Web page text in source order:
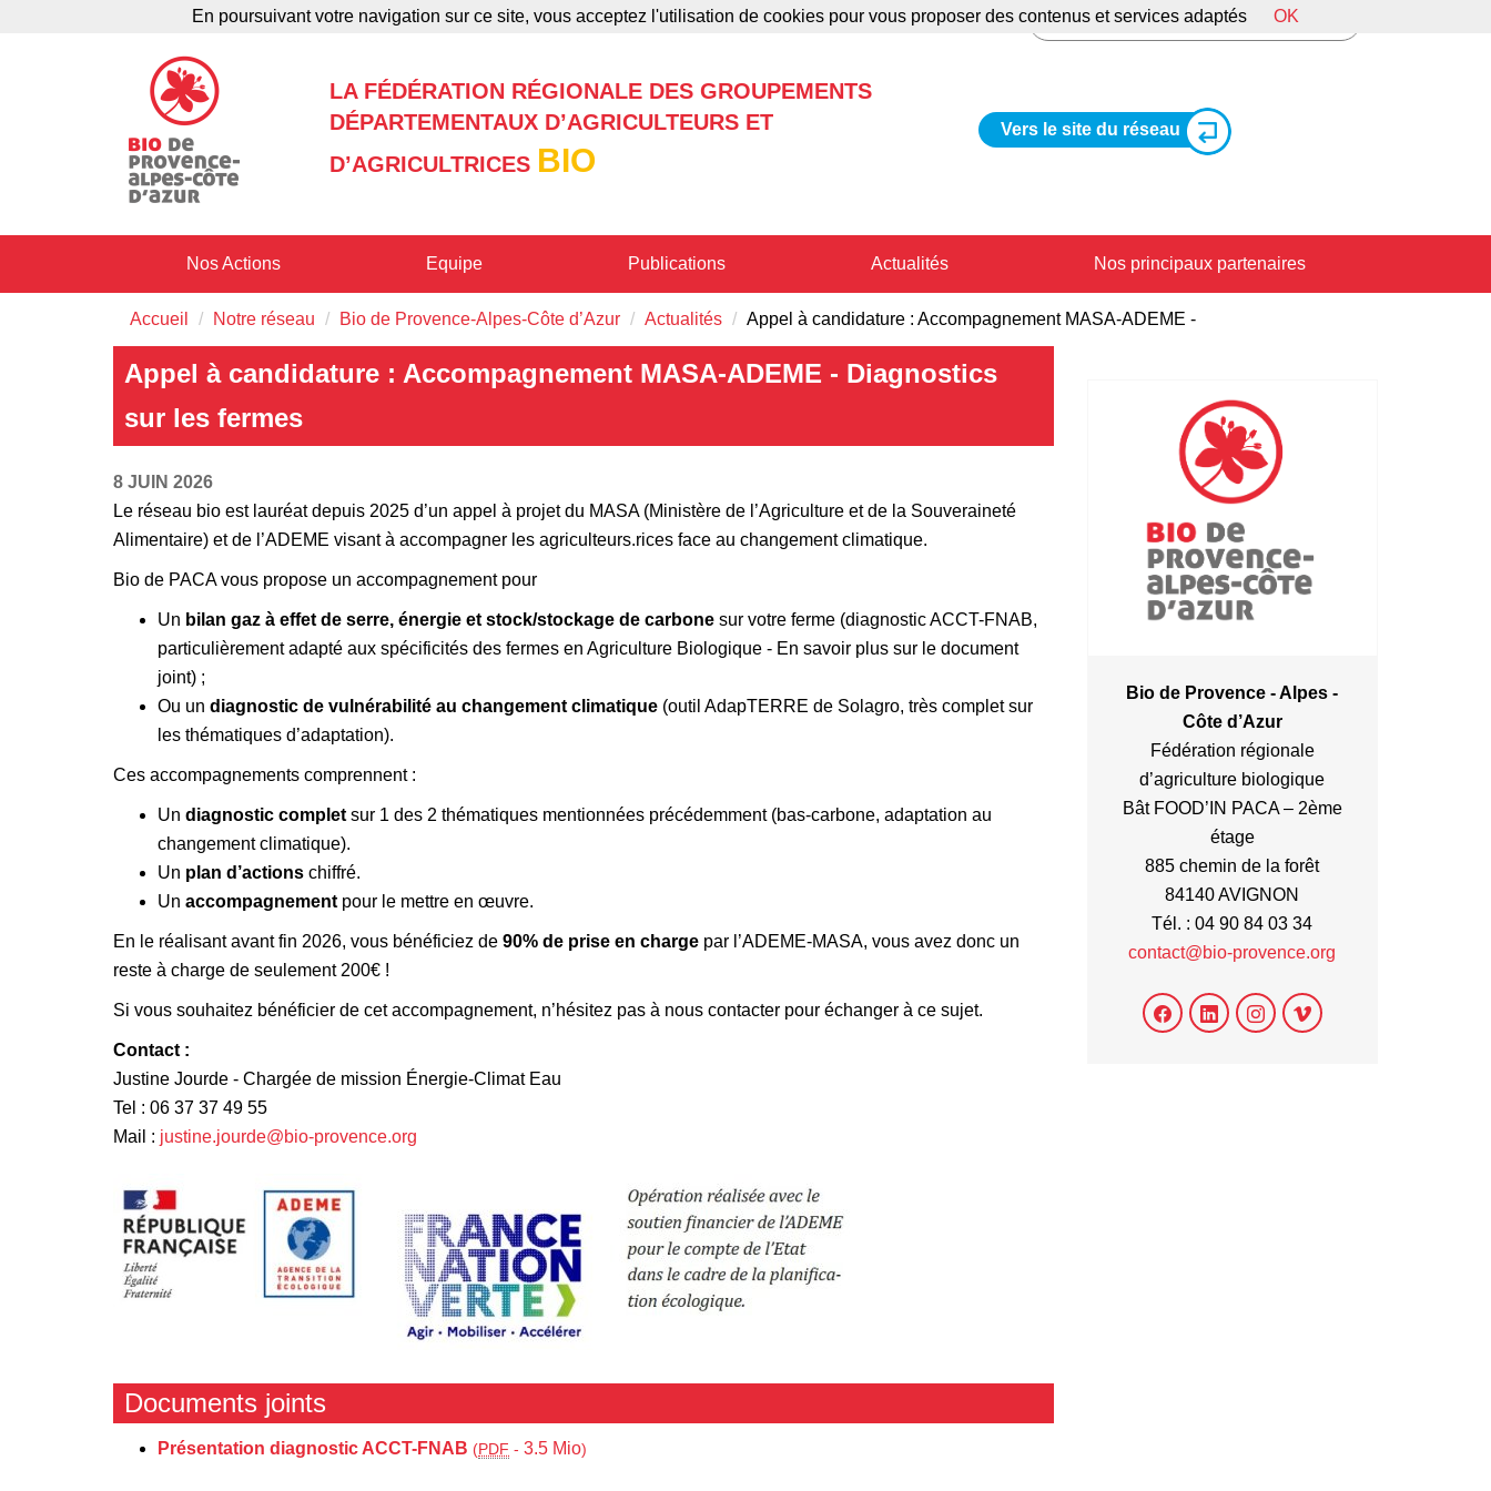
Agenda Annuaire Annonces Formations Publications
LA FÉDÉRATION RÉGIONALE DES GROUPEMENTS
DÉPARTEMENTAUX D’AGRICULTEURS ET
D’AGRICULTRICES BIO
Vers le site du réseau
Nos Actions Equipe Publications Actualités Nos principaux partenaires
Accueil Notre réseau Bio de Provence-Alpes-Côte d’Azur Actualités Appel à candidature : Accompagnement MASA-ADEME -
Appel à candidature : Accompagnement MASA-ADEME - Diagnostics
sur les fermes
8 JUIN 2026
Le réseau bio est lauréat depuis 2025 d’un appel à projet du MASA (Ministère de l’Agriculture et de la Souveraineté
Alimentaire) et de l’ADEME visant à accompagner les agriculteurs.rices face au changement climatique.
Bio de PACA vous propose un accompagnement pour
Un bilan gaz à effet de serre, énergie et stock/stockage de carbone sur votre ferme (diagnostic ACCT-FNAB,
particulièrement adapté aux spécificités des fermes en Agriculture Biologique - En savoir plus sur le document
joint) ;
Ou un diagnostic de vulnérabilité au changement climatique (outil AdapTERRE de Solagro, très complet sur
les thématiques d’adaptation).
Ces accompagnements comprennent :
Un diagnostic complet sur 1 des 2 thématiques mentionnées précédemment (bas-carbone, adaptation au
changement climatique).
Un plan d’actions chiffré.
Un accompagnement pour le mettre en œuvre.
En le réalisant avant fin 2026, vous bénéficiez de 90% de prise en charge par l’ADEME-MASA, vous avez donc un
reste à charge de seulement 200€ !
Si vous souhaitez bénéficier de cet accompagnement, n’hésitez pas à nous contacter pour échanger à ce sujet.
Contact :
Justine Jourde - Chargée de mission Énergie-Climat Eau
Tel : 06 37 37 49 55
Mail : justine.jourde@bio-provence.org
Documents joints
Présentation diagnostic ACCT-FNAB (PDF - 3.5 Mio)
Bio de Provence - Alpes -
Côte d’Azur
Fédération régionale
d’agriculture biologique
Bât FOOD’IN PACA – 2ème
étage
885 chemin de la forêt
84140 AVIGNON
Tél. : 04 90 84 03 34
contact@bio-provence.org
En poursuivant votre navigation sur ce site, vous acceptez l'utilisation de cookies pour vous proposer des contenus et services adaptés OK